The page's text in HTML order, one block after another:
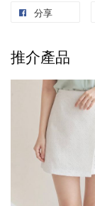
分享
推介產品